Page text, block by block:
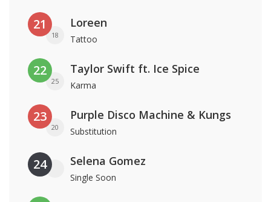
21
18
Loreen
Tattoo
22
25
Taylor Swift ft. Ice Spice
Karma
23
20
Purple Disco Machine & Kungs
Substitution
24 Selena Gomez
Single Soon